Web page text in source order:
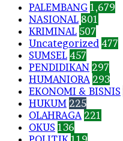
PALEMBANG 1,679
NASIONAL 801
KRIMINAL 507
Uncategorized 477
SUMSEL 457
PENDIDIKAN 297
HUMANIORA 293
EKONOMI & BISNIS
HUKUM 225
OLAHRAGA 221
OKUS 136